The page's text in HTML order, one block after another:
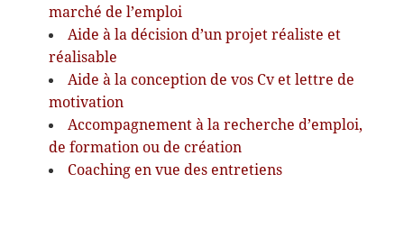
marché de l’emploi
Aide à la décision d’un projet réaliste et
réalisable
Aide à la conception de vos Cv et lettre de
motivation
Accompagnement à la recherche d’emploi,
de formation ou de création
Coaching en vue des entretiens